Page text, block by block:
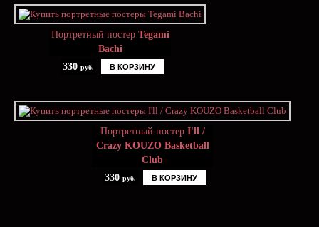
Портретный постер Tegami
Bachi
330 руб. В КОРЗИНУ
Портретный постер I'll /
Crazy KOUZO Basketball
Club
330 руб. В КОРЗИНУ